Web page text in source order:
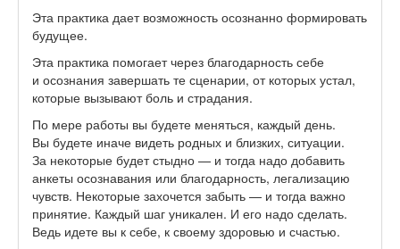
Эта практика дает возможность осознанно формировать
будущее.
Эта практика помогает через благодарность себе
и осознания завершать те сценарии, от которых устал,
которые вызывают боль и страдания.
По мере работы вы будете меняться, каждый день.
Вы будете иначе видеть родных и близких, ситуации.
За некоторые будет стыдно — и тогда надо добавить
анкеты осознавания или благодарность, легализацию
чувств. Некоторые захочется забыть — и тогда важно
принятие. Каждый шаг уникален. И его надо сделать.
Ведь идете вы к себе, к своему здоровью и счастью.